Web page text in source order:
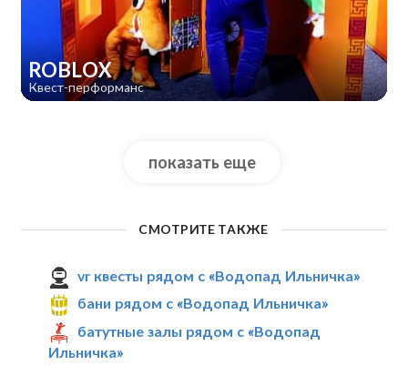
ROBLOX
Квест-перформанс
показать еще
СМОТРИТЕ ТАКЖЕ
vr квесты рядом с «Водопад Ильничка»
бани рядом с «Водопад Ильничка»
батутные залы рядом с «Водопад
Ильничка»